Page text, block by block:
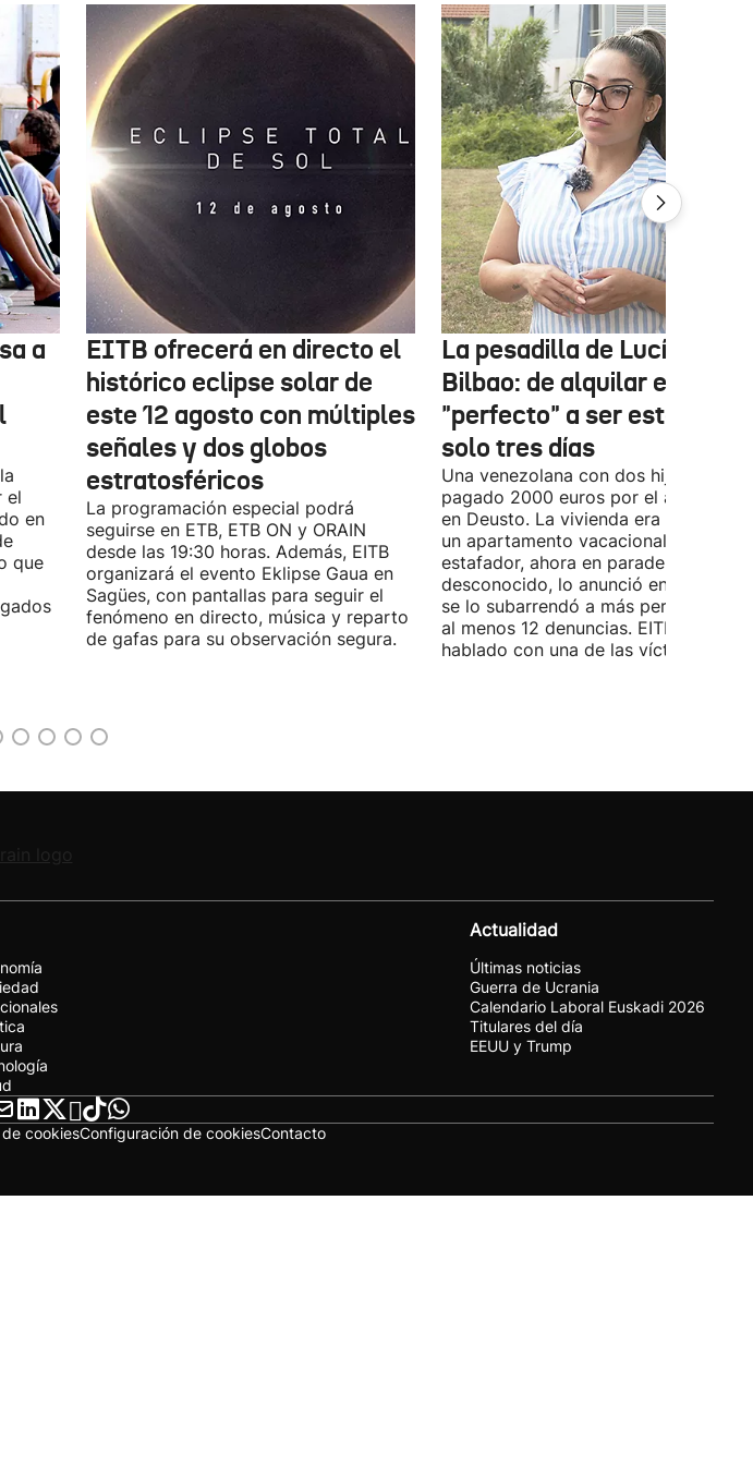
a
el
en
que
EITB ofrecerá en directo el
histórico eclipse solar de
este 12 agosto con múltiples
señales y dos globos
estratosféricos
La programación especial podrá
seguirse en ETB, ETB ON y ORAIN
desde las 19:30 horas. Además, EITB
organizará el evento Eklipse Gaua en
Sagües, con pantallas para seguir el
fenómeno en directo, música y reparto
de gafas para su observación segura.
La pesadilla de Lucía en
Bilbao: de alquilar el piso
"perfecto" a ser estafada
solo tres días
Una venezolana con dos hijos ha
pagado 2000 euros por el alquiler
en Deusto. La vivienda era en
un apartamento vacacional. El
estafador, ahora en paradero
desconocido, lo anunció en Idealista
se lo subarrendó a más personas.
al menos 12 denuncias. EITB ha
hablado con una de las víctimas.
Actualidad
Últimas noticias
Guerra de Ucrania
Calendario Laboral Euskadi 2026
Titulares del día
EEUU y Trump
cookiesConfiguración de cookiesContacto